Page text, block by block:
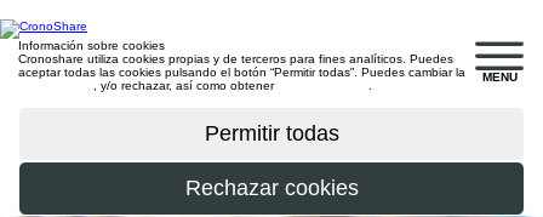
MENU
Información sobre cookies
Cronoshare utiliza cookies propias y de terceros para fines analíticos. Puedes
aceptar todas las cookies pulsando el botón “Permitir todas”. Puedes cambiar la
, y/o rechazar, así como obtener